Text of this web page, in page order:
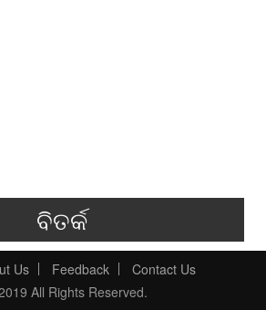
ବିତର୍କ
Us Feedback
Contact Us
All Rights Reserved.